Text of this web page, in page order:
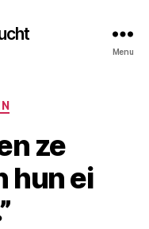
Menu
ze
hun ei